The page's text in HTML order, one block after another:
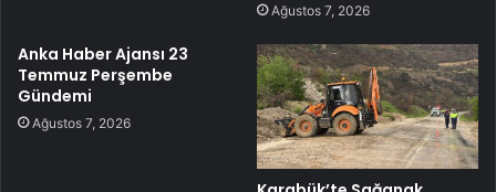
Ağustos 7, 2026
Anka Haber Ajansı 23
Temmuz Perşembe
Gündemi
Ağustos 7, 2026